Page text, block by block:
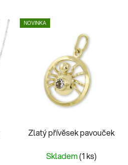
NOVINKA
Zlatý přívěsek pavouček
Skladem(1 ks)